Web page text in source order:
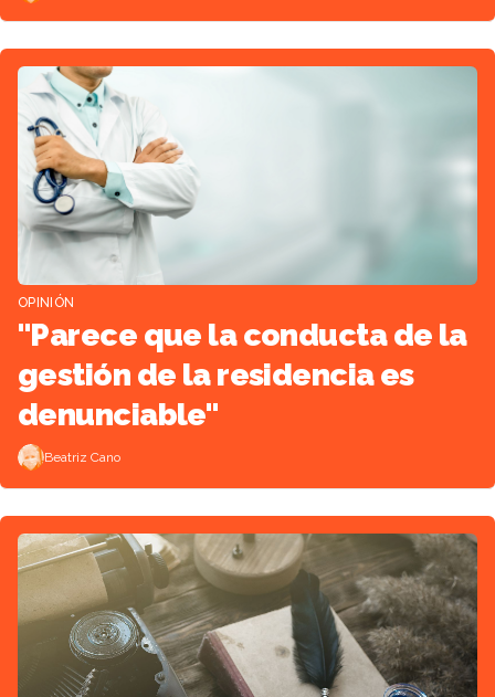
OPINIÓN
"Parece que la conducta de la
gestión de la residencia es
denunciable"
Beatriz Cano